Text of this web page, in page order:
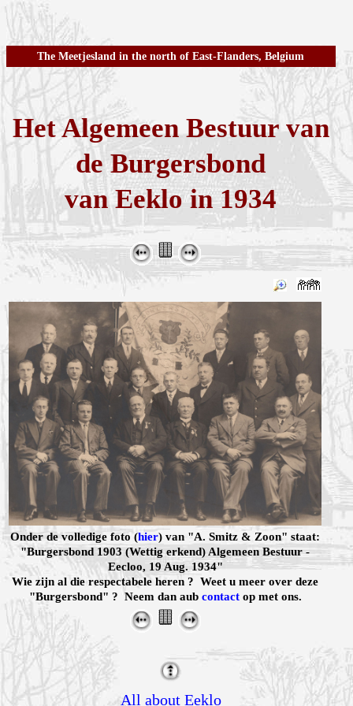
The Meetjesland in the north of East-Flanders, Belgium
Het Algemeen Bestuur van
de Burgersbond
van Eeklo in 1934
Onder de volledige foto (hier) van "A. Smitz & Zoon" staat:
"Burgersbond 1903 (Wettig erkend) Algemeen Bestuur -
Eecloo, 19 Aug. 1934"
Wie zijn al die respectabele heren ? Weet u meer over deze
"Burgersbond" ? Neem dan aub contactop met ons.
All about Eeklo